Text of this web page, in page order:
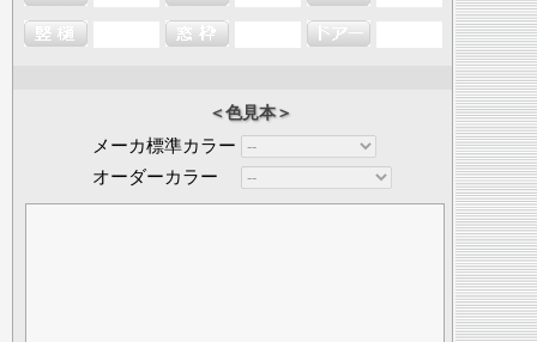
＜色見本＞
メーカ標準カラー
オーダーカラー